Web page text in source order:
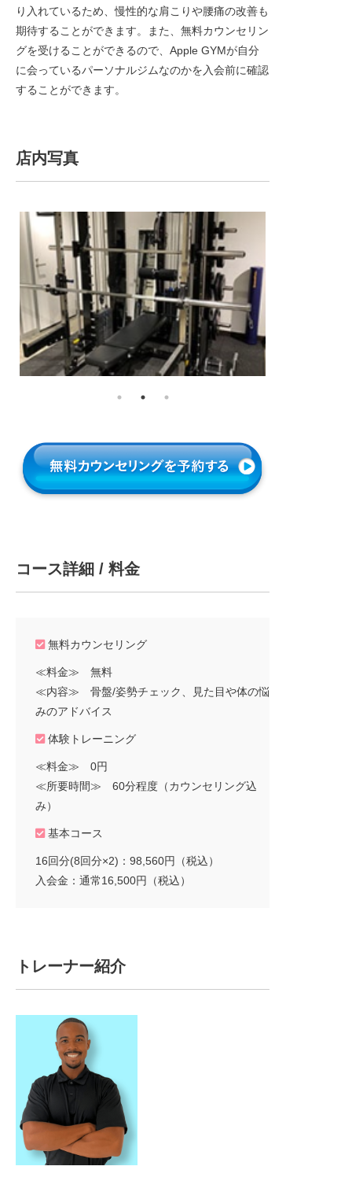
り入れているため、慢性的な肩こりや腰痛の改善も
期待することができます。また、無料カウンセリン
グを受けることができるので、Apple GYMが自分
に会っているパーソナルジムなのかを入会前に確認
することができます。
店内写真
コース詳細 / 料金
無料カウンセリング
≪料金≫ 無料
≪内容≫ 骨盤/姿勢チェック、見た目や体の悩
みのアドバイス
体験トレーニング
≪料金≫ 0円
≪所要時間≫ 60分程度（カウンセリング込
み）
基本コース
16回分(8回分×2)：98,560円（税込）
入会金：通常16,500円（税込）
トレーナー紹介